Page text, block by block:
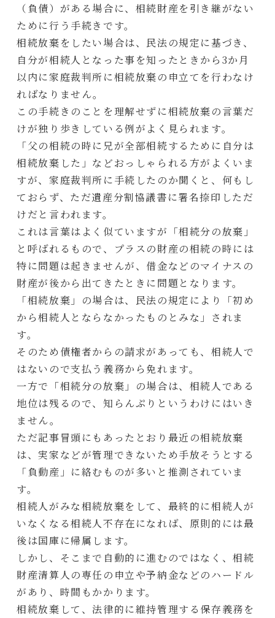
（負債）がある場合に、相続財産を引き継がない
ために行う手続きです。
相続放棄をしたい場合は、民法の規定に基づき、
自分が相続人となった事を知ったときから3か月
以内に家庭裁判所に相続放棄の申立てを行わなけ
ればなりません。
この手続きのことを理解せずに相続放棄の言葉だ
けが独り歩きしている例がよく見られます。
「父の相続の時に兄が全部相続するために自分は
相続放棄した」などおっしゃられる方がよくいま
すが、家庭裁判所に手続したのか聞くと、何もし
ておらず、ただ遺産分割協議書に署名捺印しただ
けだと言われます。
これは言葉はよく似ていますが「相続分の放棄」
と呼ばれるもので、プラスの財産の相続の時には
特に問題は起きませんが、借金などのマイナスの
財産が後から出てきたときに問題となります。
「相続放棄」の場合は、民法の規定により「初め
から相続人とならなかったものとみな」されま
す。
そのため債権者からの請求があっても、相続人で
はないので支払う義務から免れます。
一方で「相続分の放棄」の場合は、相続人である
地位は残るので、知らんぷりというわけにはいき
ません。
ただ記事冒頭にもあったとおり最近の相続放棄
は、実家などが管理できないため手放そうとする
「負動産」に絡むものが多いと推測されていま
す。
相続人がみな相続放棄をして、最終的に相続人が
いなくなる相続人不存在になれば、原則的には最
後は国庫に帰属します。
しかし、そこまで自動的に進むのではなく、相続
財産清算人の専任の申立や予納金などのハードル
があり、時間もかかります。
相続放棄して、法律的に維持管理する保存義務を